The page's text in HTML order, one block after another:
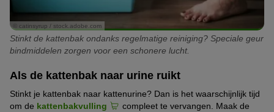
© catinsyrup / stock.adobe.com
Stinkt de kattenbak ondanks regelmatige reiniging? Speciale geur
bindmiddelen zorgen voor een schonere lucht.
Als de kattenbak naar urine ruikt
Stinkt je kattenbak naar kattenurine? Dan is het waarschijnlijk tijd
om de kattenbakvulling
compleet te vervangen. Maak de